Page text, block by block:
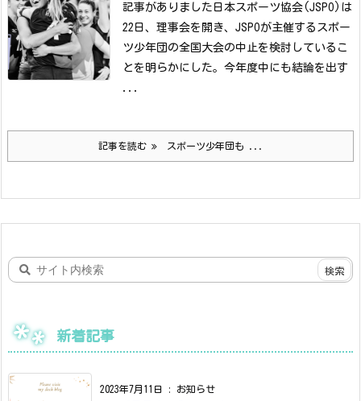
記事がありました 日本スポーツ協会(JSPO)は
22日、理事会を開き、JSPOが主催するスポー
ツ少年団の全国大会の中止を検討しているこ
とを明らかにした。今年度中にも結論を出す
...
記事を読む スポーツ少年団も ...
新着記事
2023年7月11日 : お知らせ